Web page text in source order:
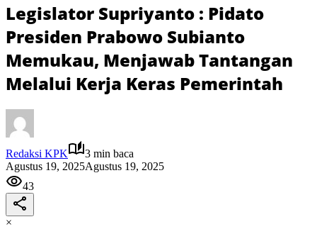
Legislator Supriyanto : Pidato
Presiden Prabowo Subianto
Memukau, Menjawab Tantangan
Melalui Kerja Keras Pemerintah
Redaksi KPK
3 min baca
Agustus 19, 2025Agustus 19, 2025
43
×